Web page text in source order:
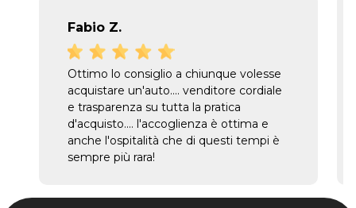
Fabio Z.
Ottimo lo consiglio a chiunque volesse
acquistare un'auto.... venditore cordiale
e trasparenza su tutta la pratica
d'acquisto.... l'accoglienza è ottima e
anche l'ospitalità che di questi tempi è
sempre più rara!